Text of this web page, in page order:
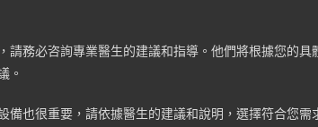
請務必咨詢專業醫生的建議和指導。他們將根據您的
。
備也很重要，請依據醫生的建議和說明，選擇符合您